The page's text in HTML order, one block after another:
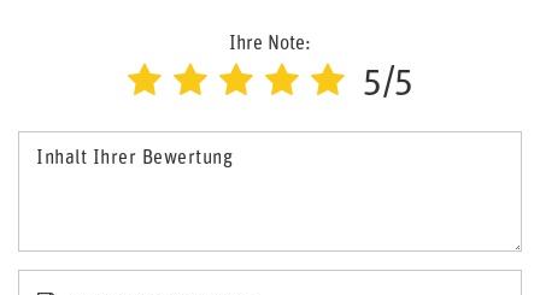
Ihre Note:
5/5
Inhalt Ihrer Bewertung